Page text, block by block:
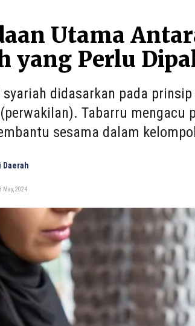
Utama
yang Perlu
didasarkan pada
Tabarru mengacu
sesama dalam
Daerah
May, 2024